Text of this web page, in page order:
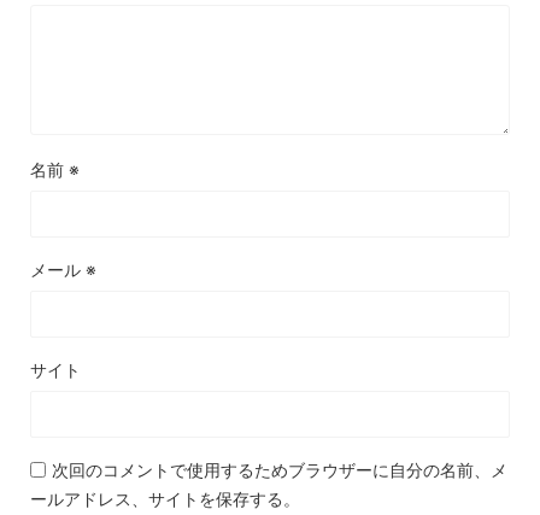
名前 ※
メール ※
サイト
次回のコメントで使用するためブラウザーに自分の名前、メ
ールアドレス、サイトを保存する。